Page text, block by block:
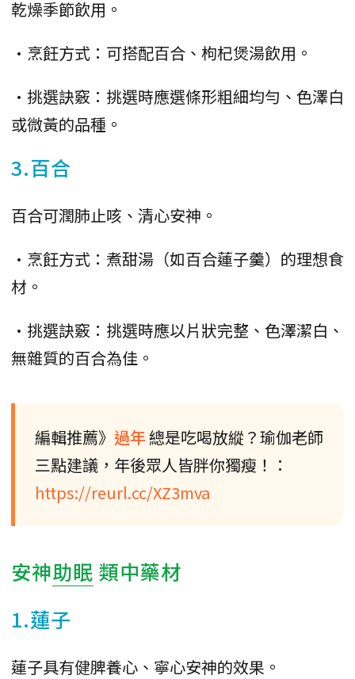
乾燥季節飲用。
•烹飪方式：可搭配百合、枸杞煲湯飲用。
•挑選訣竅：挑選時應選條形粗細均勻、色澤白
或微黃的品種。
3.百合
百合可潤肺止咳、清心安神。
•烹飪方式：煮甜湯（如百合蓮子羹）的理想食
材。
•挑選訣竅：挑選時應以片狀完整、色澤潔白、
無雜質的百合為佳。
編輯推薦》 過年總是吃喝放縱？瑜伽老師
三點建議，年後眾人皆胖你獨瘦！：
https://reurl.cc/XZ3mva
安神助眠 類中藥材
1.蓮子
蓮子具有健脾養心、寧心安神的效果。